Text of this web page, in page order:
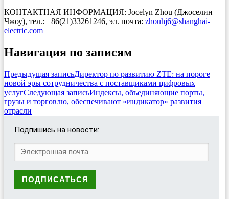
КОНТАКТНАЯ ИНФОРМАЦИЯ: Jocelyn Zhou (Джоселин
Чжоу), тел.: +86(21)33261246, эл. почта: zhouhj6@shanghai-
electric.com
Навигация по записям
Предыдущая записьДиректор по развитию ZTE: на пороге
новой эры сотрудничества с поставщиками цифровых
услугСледующая записьИндексы, объединяющие порты,
грузы и торговлю, обеспечивают «индикатор» развития
отрасли
Подпишись на новости: